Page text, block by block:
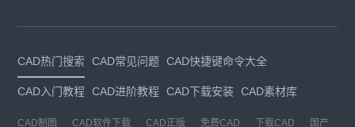
CAD热门搜索 CAD常见问题 CAD快捷键命令大全
CAD入门教程 CAD进阶教程 CAD下载安装 CAD素材库
CAD制图 CAD软件下载 CAD正版 免费CAD 下载CAD
国产